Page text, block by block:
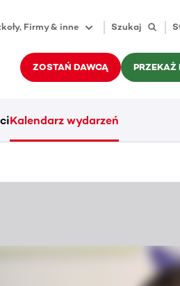
Firmy & inne Szukaj
ZOSTAŃ DAWCĄ PRZEKAŻ
Kalendarz wydarzeń